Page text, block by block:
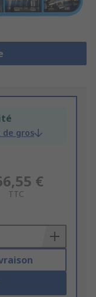
de gros
€
TTC